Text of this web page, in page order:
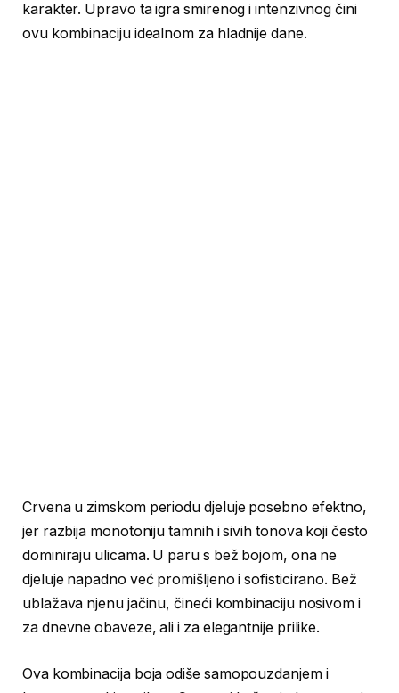
karakter. Upravo ta igra smirenog i intenzivnog čini
ovu kombinaciju idealnom za hladnije dane.
Crvena u zimskom periodu djeluje posebno efektno,
jer razbija monotoniju tamnih i sivih tonova koji često
dominiraju ulicama. U paru s bež bojom, ona ne
djeluje napadno već promišljeno i sofisticirano. Bež
ublažava njenu jačinu, čineći kombinaciju nosivom i
za dnevne obaveze, ali i za elegantnije prilike.
Ova kombinacija boja odiše samopouzdanjem i